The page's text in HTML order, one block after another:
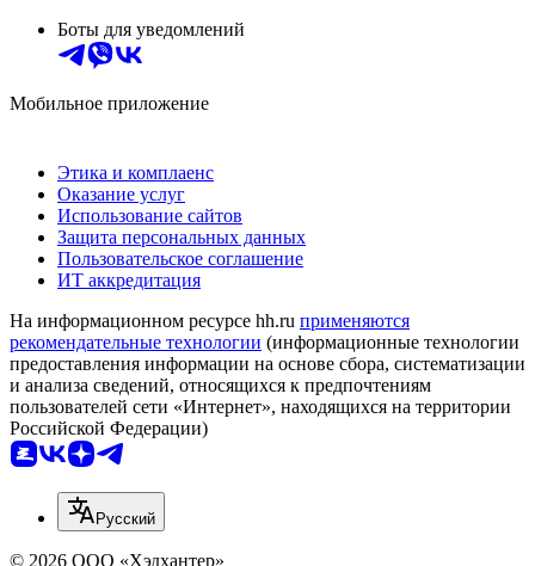
Боты для уведомлений
Мобильное приложение
Этика и комплаенс
Оказание услуг
Использование сайтов
Защита персональных данных
Пользовательское соглашение
ИТ аккредитация
На информационном ресурсе hh.ru применяются
рекомендательные технологии (информационные технологии
предоставления информации на основе сбора, систематизации
и анализа сведений, относящихся к предпочтениям
пользователей сети «Интернет», находящихся на территории
Российской Федерации)
Русский
© 2026 ООО «Хэдхантер»